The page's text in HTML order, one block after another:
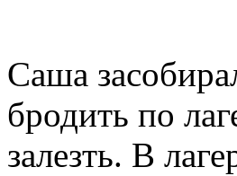
Саша
бродить по
залезть. В